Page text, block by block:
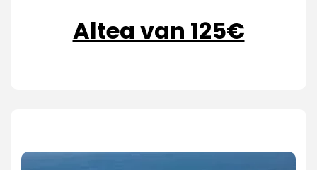
Altea van 125€